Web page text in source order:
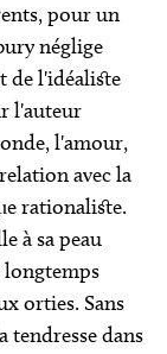
pour un
néglige
de l'idéaliste
l'auteur
l'amour,
avec la
rationaliste.
à sa peau
longtemps
orties. Sans
dans